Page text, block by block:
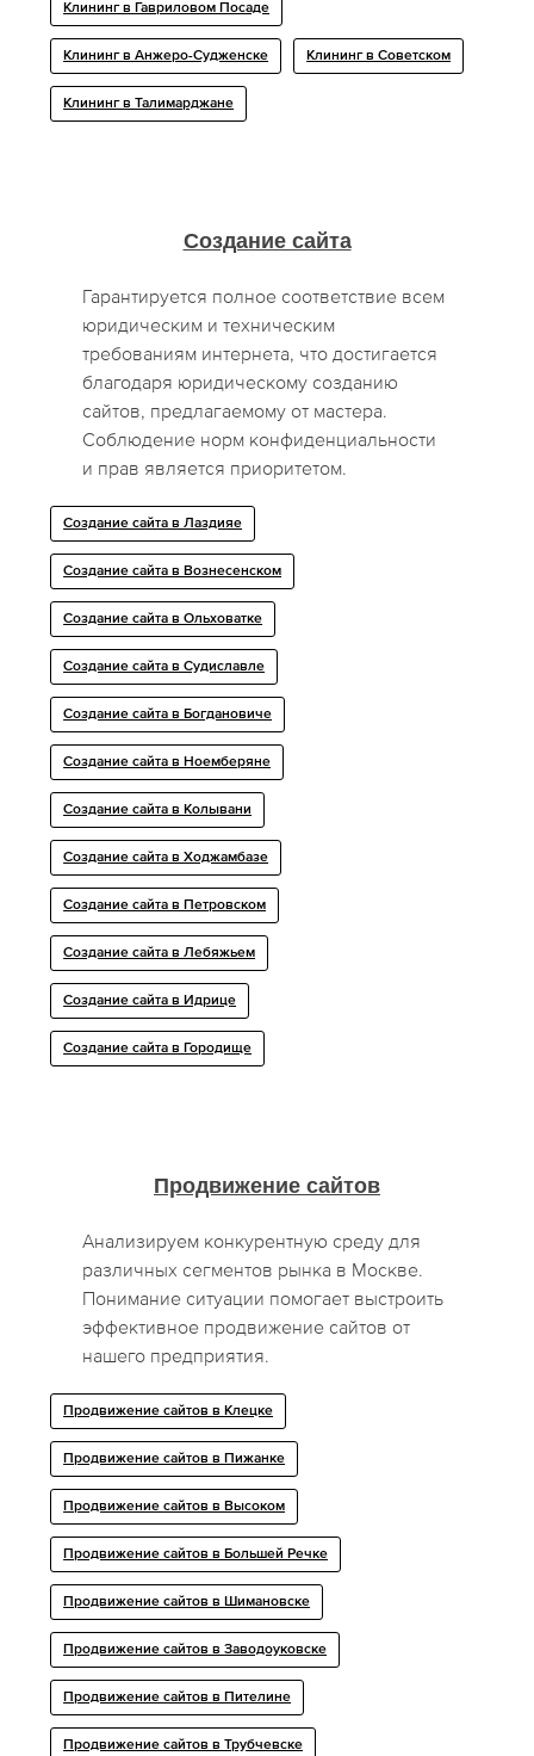
Клининг в Гавриловом Посаде
Клининг в Анжеро-Судженске Клининг в Советском
Клининг в Талимарджане
Создание сайта
Гарантируется полное соответствие всем
юридическим и техническим
требованиям интернета, что достигается
благодаря юридическому созданию
сайтов, предлагаемому от мастера.
Соблюдение норм конфиденциальности
и прав является приоритетом.
Создание сайта в Лаздияе
Создание сайта в Вознесенском
Создание сайта в Ольховатке
Создание сайта в Судиславле
Создание сайта в Богдановиче
Создание сайта в Ноемберяне
Создание сайта в Колывани
Создание сайта в Ходжамбазе
Создание сайта в Петровском
Создание сайта в Лебяжьем
Создание сайта в Идрице
Создание сайта в Городище
Продвижение сайтов
Анализируем конкурентную среду для
различных сегментов рынка в Москве.
Понимание ситуации помогает выстроить
эффективное продвижение сайтов от
нашего предприятия.
Продвижение сайтов в Клецке
Продвижение сайтов в Пижанке
Продвижение сайтов в Высоком
Продвижение сайтов в Большей Речке
Продвижение сайтов в Шимановске
Продвижение сайтов в Заводоуковске
Продвижение сайтов в Пителине
Продвижение сайтов в Трубчевске